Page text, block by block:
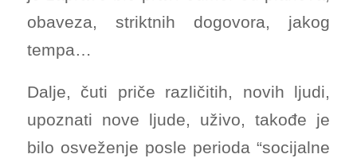
obaveza, striktnih dogovora, jakog
tempa…
Dalje, čuti priče različitih, novih ljudi,
upoznati nove ljude, uživo, takođe je
bilo osveženje posle perioda “socijalne